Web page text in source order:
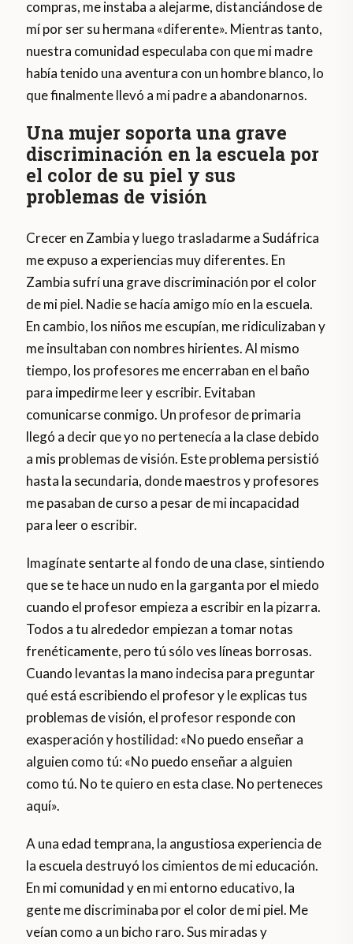
compras, me instaba a alejarme, distanciándose de
mí por ser su hermana «diferente». Mientras tanto,
nuestra comunidad especulaba con que mi madre
había tenido una aventura con un hombre blanco, lo
que finalmente llevó a mi padre a abandonarnos.
Una mujer soporta una grave
discriminación en la escuela por
el color de su piel y sus
problemas de visión
Crecer en Zambia y luego trasladarme a Sudáfrica
me expuso a experiencias muy diferentes. En
Zambia sufrí una grave discriminación por el color
de mi piel. Nadie se hacía amigo mío en la escuela.
En cambio, los niños me escupían, me ridiculizaban y
me insultaban con nombres hirientes. Al mismo
tiempo, los profesores me encerraban en el baño
para impedirme leer y escribir. Evitaban
comunicarse conmigo. Un profesor de primaria
llegó a decir que yo no pertenecía a la clase debido
a mis problemas de visión. Este problema persistió
hasta la secundaria, donde maestros y profesores
me pasaban de curso a pesar de mi incapacidad
para leer o escribir.
Imagínate sentarte al fondo de una clase, sintiendo
que se te hace un nudo en la garganta por el miedo
cuando el profesor empieza a escribir en la pizarra.
Todos a tu alrededor empiezan a tomar notas
frenéticamente, pero tú sólo ves líneas borrosas.
Cuando levantas la mano indecisa para preguntar
qué está escribiendo el profesor y le explicas tus
problemas de visión, el profesor responde con
exasperación y hostilidad: «No puedo enseñar a
alguien como tú: «No puedo enseñar a alguien
como tú. No te quiero en esta clase. No perteneces
aquí».
A una edad temprana, la angustiosa experiencia de
la escuela destruyó los cimientos de mi educación.
En mi comunidad y en mi entorno educativo, la
gente me discriminaba por el color de mi piel. Me
veían como a un bicho raro. Sus miradas y